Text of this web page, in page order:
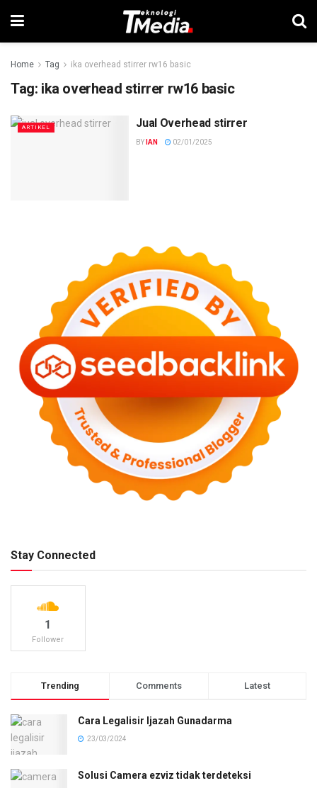
Home Tag ika overhead stirrer rw16 basic
Tag: ika overhead stirrer rw16 basic
ARTIKEL Jual Overhead stirrer
BY IAN 02/01/2025
Stay Connected
1
Follower
Trending Comments Latest
Cara Legalisir Ijazah Gunadarma
23/03/2024
Solusi Camera ezviz tidak terdeteksi